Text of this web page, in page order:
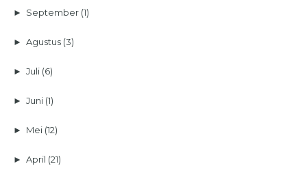
► September (1)
►Agustus (3)
►Juli (6)
►Juni (1)
► Mei (12)
►April (21)